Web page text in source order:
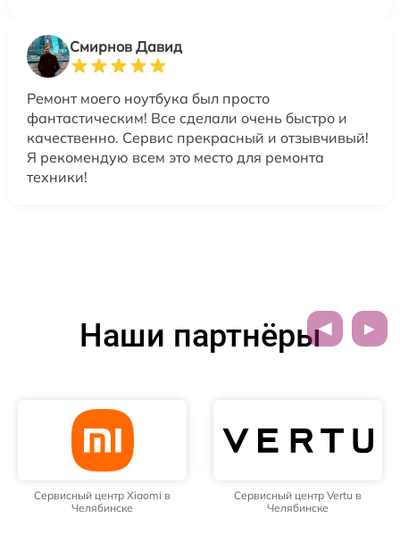
Смирнов Давид
Ремонт моего ноутбука был просто
фантастическим! Все сделали очень быстро и
качественно. Сервис прекрасный и отзывчивый!
Я рекомендую всем это место для ремонта
техники!
Наши партнёры
Сервисный центр Xiaomi в
Челябинске
Сервисный центр Vertu в
Челябинске